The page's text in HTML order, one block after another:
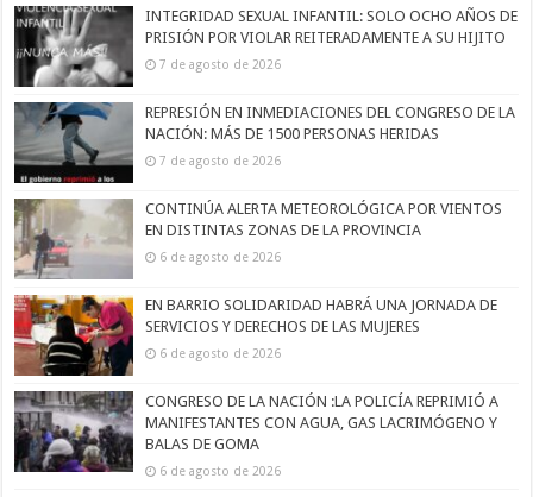
INTEGRIDAD SEXUAL INFANTIL: SOLO OCHO AÑOS DE
PRISIÓN POR VIOLAR REITERADAMENTE A SU HIJITO
7 de agosto de 2026
REPRESIÓN EN INMEDIACIONES DEL CONGRESO DE LA
NACIÓN: MÁS DE 1500 PERSONAS HERIDAS
7 de agosto de 2026
CONTINÚA ALERTA METEOROLÓGICA POR VIENTOS
EN DISTINTAS ZONAS DE LA PROVINCIA
6 de agosto de 2026
EN BARRIO SOLIDARIDAD HABRÁ UNA JORNADA DE
SERVICIOS Y DERECHOS DE LAS MUJERES
6 de agosto de 2026
CONGRESO DE LA NACIÓN :LA POLICÍA REPRIMIÓ A
MANIFESTANTES CON AGUA, GAS LACRIMÓGENO Y
BALAS DE GOMA
6 de agosto de 2026